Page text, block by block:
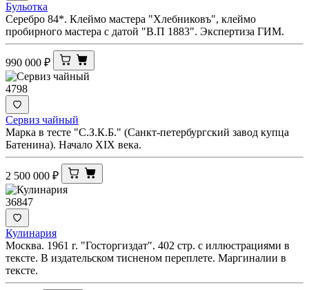
Бульотка
Серебро 84*. Клеймо мастера "Хлебниковъ", клеймо
пробирного мастера с датой "В.П 1883". Экспертиза ГИМ.
990 000 ₽
4798
Сервиз чайный
Марка в тесте "С.З.К.Б." (Санкт-петербургский завод купца
Батенина). Начало XIX века.
2 500 000 ₽
36847
Кулинария
Москва. 1961 г. "Госторгиздат". 402 стр. с иллюстрациями в
тексте. В издательском тисненом переплете. Маргиналии в
тексте.